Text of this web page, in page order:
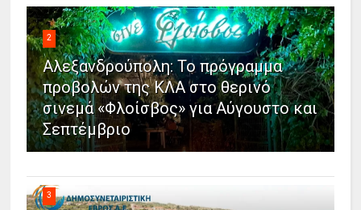
2
Αλεξανδρούπολη: Το πρόγραμμα
προβολών της ΚΛΑ στο θερινό
σινεμά «Φλοίσβος» για Αύγουστο και
Σεπτέμβριο
3